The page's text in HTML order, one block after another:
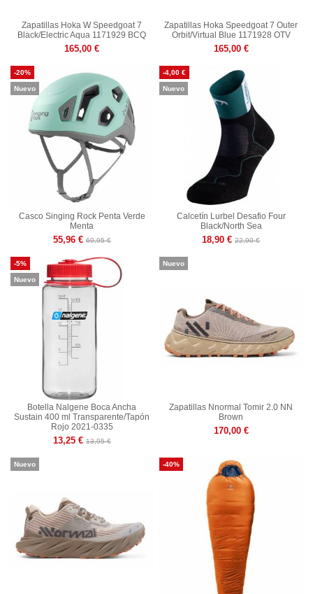
Zapatillas Hoka W Speedgoat 7
Black/Electric Aqua 1171929 BCQ
165,00 €
Zapatillas Hoka Speedgoat 7 Outer
Orbit/Virtual Blue 1171928 OTV
165,00 €
-20%
Nuevo
Casco Singing Rock Penta Verde
Menta
55,96 € 69,95 €
-4,00 €
Nuevo
Calcetín Lurbel Desafio Four
Black/North Sea
18,90 € 22,90 €
-5%
Nuevo
Botella Nalgene Boca Ancha
Sustain 400 ml Transparente/Tapón
Rojo 2021-0335
13,25 € 13,95 €
Nuevo
Zapatillas Nnormal Tomir 2.0 NN
Brown
170,00 €
Nuevo -40%